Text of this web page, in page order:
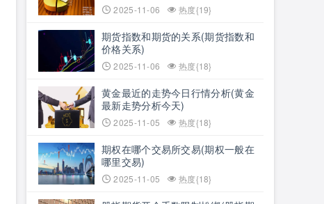
2025-11-06 热度{19}
期货指数和期货的关系(期货指数和
价格关系)
2025-11-06 热度{18}
黄金最近的走势今日行情分析(黄金
最新走势分析今天)
2025-11-05 热度{18}
期权在哪个交易所交易(期权一般在
哪里交易)
2025-11-05 热度{18}